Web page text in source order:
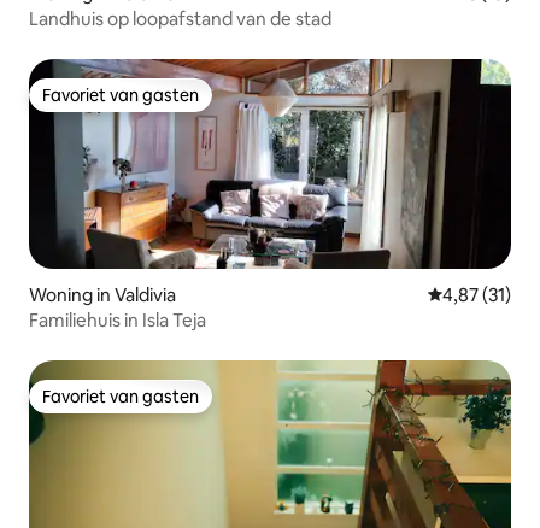
Landhuis op loopafstand van de stad
Favoriet van gasten
Favoriet van gasten
Woning in Valdivia Gemiddelde
4,87 (31)
Familiehuis in Isla Teja
Favoriet van gasten
Favoriet van gasten